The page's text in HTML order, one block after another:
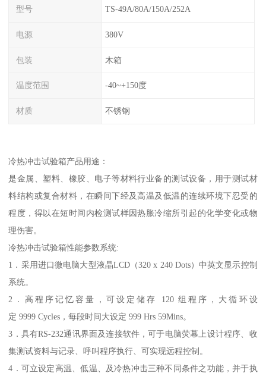
型号 TS-49A/80A/150A/252A
电源 380V
包装 木箱
温度范围 -40~+150度
材质 不锈钢
冷热冲击试验箱产品用途：
是金属、塑料、橡胶、电子等材料行业备的测试设备，用于测试材
料结构或复合材料，在瞬间下经及高温及低温的连续环境下忍受的
程度，得以在短时间内检测试样因热胀冷缩所引起的化学变化或物
理伤害。
冷热冲击试验箱性能参数系统:
1．采用进口微电脑大型液晶LCD（320 x 240 Dots）中英文显示控制
系统。
2．高程序记忆容量，可设定储存 120 组程序，大循环设
定 9999 Cycles，每段时间大设定 999 Hrs 59Mins。
3．具有RS-232通讯界面及连接软件，可于电脑荧幕上设计程序、收
集测试资料与记录、呼叫程序执行、可实现远程控制。
4．可立设定高温、低温、及冷热冲击三种不同条件之功能，并于执